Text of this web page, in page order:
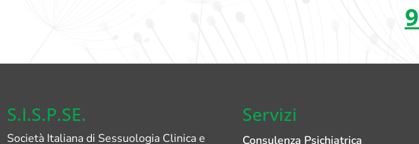
S.I.S.P.SE.
Società Italiana di Sessuologia Clinica e
Servizi
Consulenza Psichiatrica